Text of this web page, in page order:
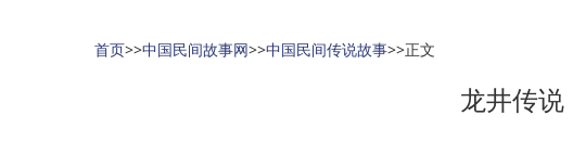
首页>>中国民间故事网>>中国民间传说故事>>正文
龙井传说